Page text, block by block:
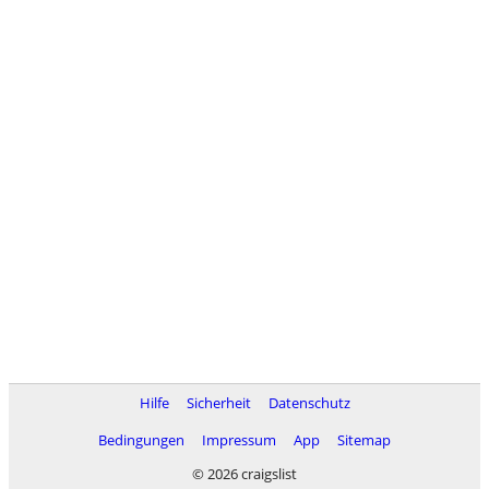
Hilfe Sicherheit
Datenschutz
Bedingungen
Impressum App
Sitemap
© 2026 craigslist